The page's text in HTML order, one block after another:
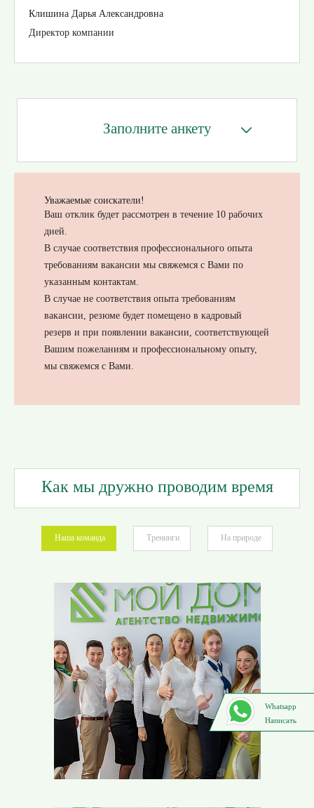
Клишина Дарья Александровна
Директор компании
Заполните анкету
Уважаемые соискатели!
Ваш отклик будет рассмотрен в течение 10 рабочих
дней.
В случае соответствия профессионального опыта
требованиям вакансии мы свяжемся с Вами по
указанным контактам.
В случае не соответствия опыта требованиям
вакансии, резюме будет помещено в кадровый
резерв и при появлении вакансии, соответствующей
Вашим пожеланиям и профессиональному опыту,
мы свяжемся с Вами.
Как мы дружно проводим время
Наша команда Тренинги На природе
Whatsapp
Написать